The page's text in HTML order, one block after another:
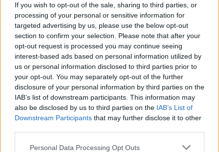
If you wish to opt-out of the sale, sharing to third parties, or
processing of your personal or sensitive information for
targeted advertising by us, please use the below opt-out
section to confirm your selection. Please note that after your
opt-out request is processed you may continue seeing
interest-based ads based on personal information utilized by
us or personal information disclosed to third parties prior to
your opt-out. You may separately opt-out of the further
disclosure of your personal information by third parties on the
IAB’s list of downstream participants. This information may
also be disclosed by us to third parties on the IAB’s List of
Downstream Participants that may further disclose it to other
Please note that this website/app uses one or more Google
Personal Data Processing Opt Outs
Q-koorts(Q-support) enlangdurige COVID(C-
support) gezamenlijk een gids uitgebracht met de
titel ‘Richtlijnen voor Post-Infectieuze
Aandoeningen ’. Deze bron is bedoeld om
gemeenten te helpen de complexiteit van deze
aandoeningen te begrijpen en aan te pakken.